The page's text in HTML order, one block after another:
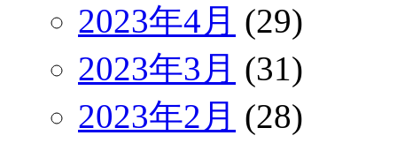
2023年4月 (29)
2023年3月 (31)
2023年2月 (28)